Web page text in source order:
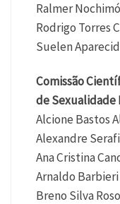
Ralmer
Rodrigo Torres
Suelen
Comissão
de Sexualidade
Alcione Bastos
Alexandre
Ana Cristina
Arnaldo
Breno Silva